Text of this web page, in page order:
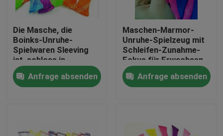
Fabrik-Ausflug
Qualitätskontrolle
Treten Sie mit uns in Verbindung
Die Masche, die
Boinks-Unruhe-
Spielwaren Sleeving
ist, schloss in
gesponnener Breite
des Plastik3cm ein
Anfrage absenden
Maschen-Marmor-
Unruhe-Spielzeug mit
Schleifen-Zunahme-
Fokus für Erwachsen-
Kinder mit ADHD-
Autismus
Anfrage absenden